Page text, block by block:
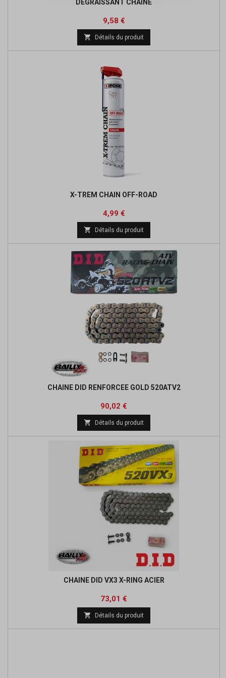
DEGRAISSANT CHAINE
Prix
9,58 €Prix
base
 Détails du produit
X-TREM CHAIN OFF-ROAD
Prix
4,99 €Prix
base
 Détails du produit
CHAINE DID RENFORCEE GOLD 520ATV2
Prix
90,02 €
base
 Détails du produit
CHAINE DID VX3 X-RING ACIER
Prix
73,01 €
base
 Détails du produit